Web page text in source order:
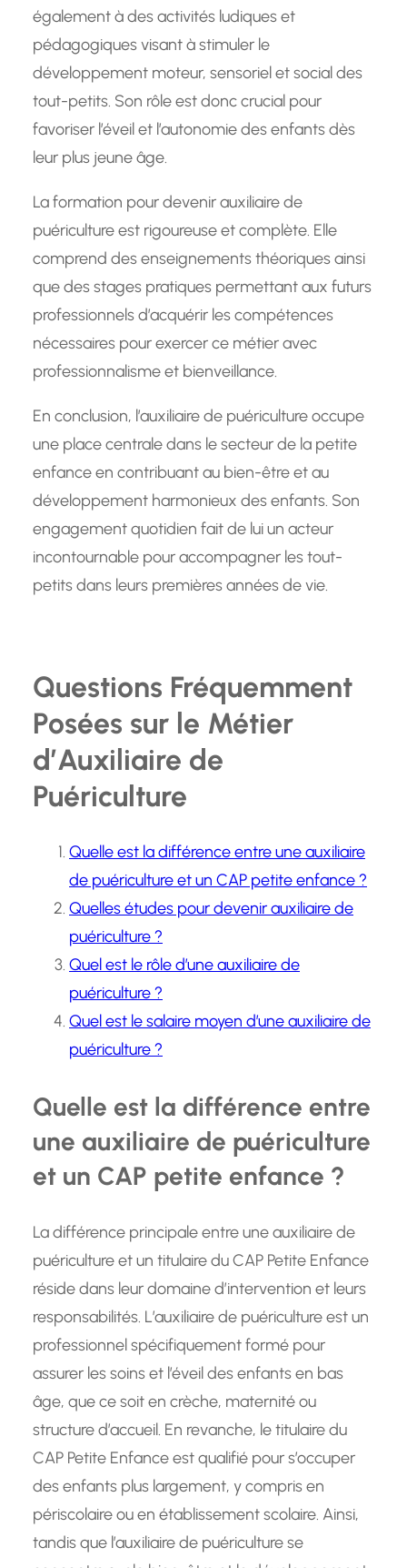
également à des activités ludiques et
pédagogiques visant à stimuler le
développement moteur, sensoriel et social des
tout-petits. Son rôle est donc crucial pour
favoriser l’éveil et l’autonomie des enfants dès
leur plus jeune âge.
La formation pour devenir auxiliaire de
puériculture est rigoureuse et complète. Elle
comprend des enseignements théoriques ainsi
que des stages pratiques permettant aux futurs
professionnels d’acquérir les compétences
nécessaires pour exercer ce métier avec
professionnalisme et bienveillance.
En conclusion, l’auxiliaire de puériculture occupe
une place centrale dans le secteur de la petite
enfance en contribuant au bien-être et au
développement harmonieux des enfants. Son
engagement quotidien fait de lui un acteur
incontournable pour accompagner les tout-
petits dans leurs premières années de vie.
Questions Fréquemment
Posées sur le Métier
d’Auxiliaire de
Puériculture
Quelle est la différence entre une auxiliaire
de puériculture et un CAP petite enfance ?
Quelles études pour devenir auxiliaire de
puériculture ?
Quel est le rôle d’une auxiliaire de
puériculture ?
Quel est le salaire moyen d’une auxiliaire de
puériculture ?
Quelle est la différence entre
une auxiliaire de puériculture
et un CAP petite enfance ?
La différence principale entre une auxiliaire de
puériculture et un titulaire du CAP Petite Enfance
réside dans leur domaine d’intervention et leurs
responsabilités. L’auxiliaire de puériculture est un
professionnel spécifiquement formé pour
assurer les soins et l’éveil des enfants en bas
âge, que ce soit en crèche, maternité ou
structure d’accueil. En revanche, le titulaire du
CAP Petite Enfance est qualifié pour s’occuper
des enfants plus largement, y compris en
périscolaire ou en établissement scolaire. Ainsi,
tandis que l’auxiliaire de puériculture se